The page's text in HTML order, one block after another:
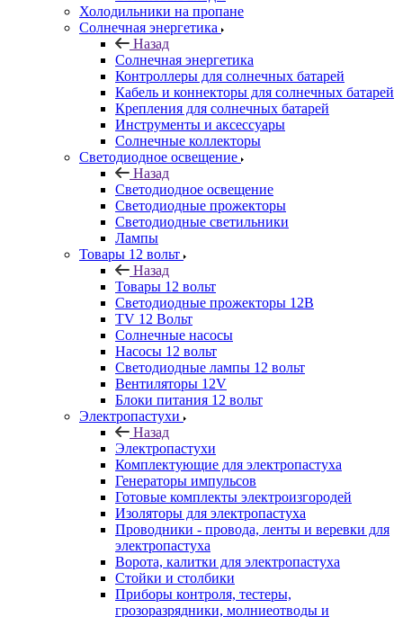
Холодильники на пропане
Солнечная энергетика
Назад
Солнечная энергетика
Контроллеры для солнечных батарей
Кабель и коннекторы для солнечных батарей
Крепления для солнечных батарей
Инструменты и аксессуары
Солнечные коллекторы
Светодиодное освещение
Назад
Светодиодное освещение
Светодиодные прожекторы
Светодиодные светильники
Лампы
Товары 12 вольт
Назад
Товары 12 вольт
Светодиодные прожекторы 12В
TV 12 Вольт
Солнечные насосы
Насосы 12 вольт
Светодиодные лампы 12 вольт
Вентиляторы 12V
Блоки питания 12 вольт
Электропастухи
Назад
Электропастухи
Комплектующие для электропастуха
Генераторы импульсов
Готовые комплекты электроизгородей
Изоляторы для электропастуха
Проводники - провода, ленты и веревки для
электропастуха
Ворота, калитки для электропастуха
Стойки и столбики
Приборы контроля, тестеры,
грозоразрядники, молниеотводы и